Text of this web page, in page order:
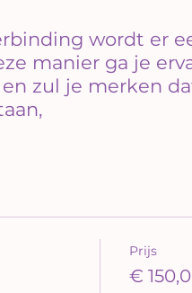
wordt er
manier ga je
zul je merken
Prijs
€